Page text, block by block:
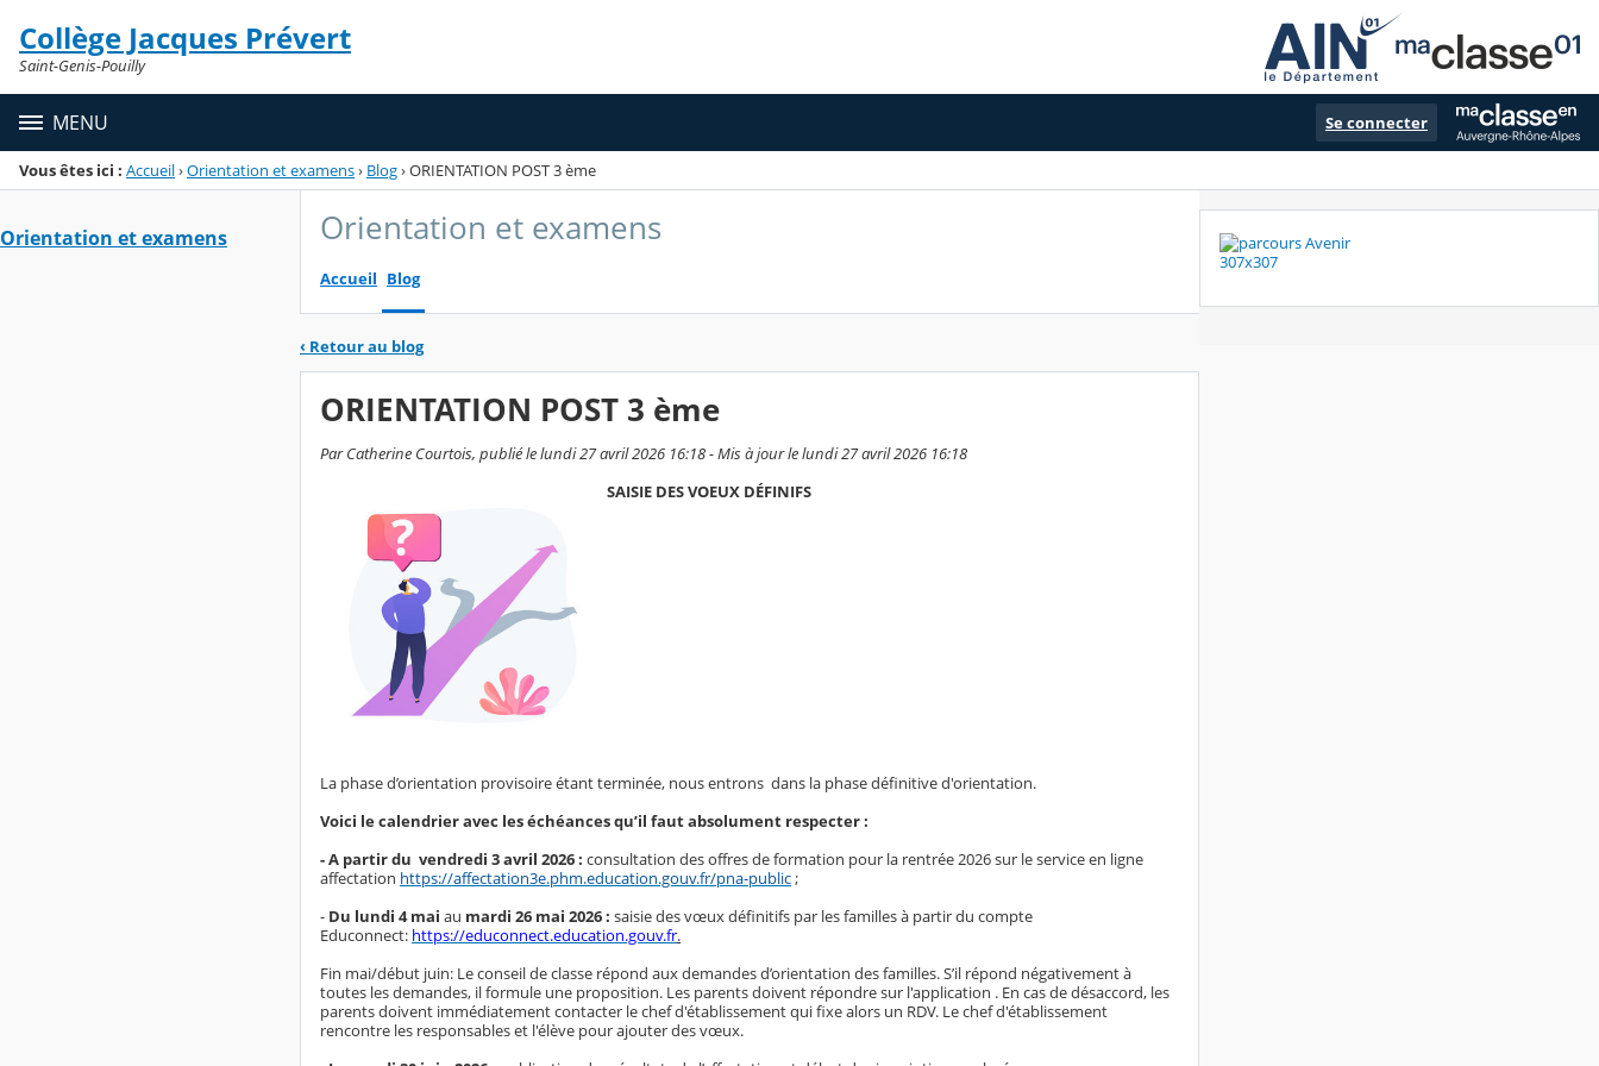
Menu de la rubrique
Contenu
Collège Jacques Prévert
Saint-Genis-Pouilly
MENU Se connecter
Vous êtes ici : Accueil›Orientation et examens› Blog›ORIENTATION POST 3 ème
Orientation et examens Orientation et examens
Accueil Blog
‹ Retour au blog
ORIENTATION POST 3 ème
Par Catherine Courtois, publié le lundi 27 avril 2026 16:18 - Mis à jour le lundi 27 avril 2026 16:18
SAISIE DES VOEUX DÉFINIFS
La phase d’orientation provisoire étant terminée, nous entrons dans la phase définitive d'orientation.
Voici le calendrier avec les échéances qu’il faut absolument respecter :
- A partir du vendredi 3 avril 2026 : consultation des offres de formation pour la rentrée 2026 sur le service en ligne
affectation https://affectation3e.phm.education.gouv.fr/pna-public;
- Du lundi 4 mai au mardi 26 mai 2026 : saisie des vœux définitifs par les familles à partir du compte
Educonnect: https://educonnect.education.gouv.fr.
Fin mai/début juin: Le conseil de classe répond aux demandes d’orientation des familles. S’il répond négativement à
toutes les demandes, il formule une proposition. Les parents doivent répondre sur l'application . En cas de désaccord, les
parents doivent immédiatement contacter le chef d'établissement qui fixe alors un RDV. Le chef d'établissement
rencontre les responsables et l'élève pour ajouter des vœux.